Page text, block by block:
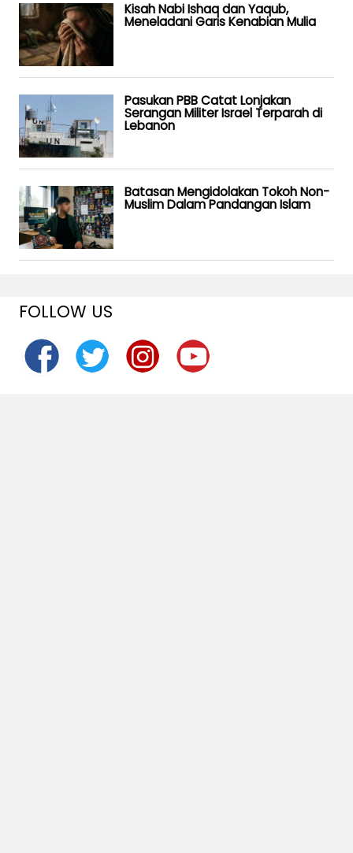
Kisah Nabi Ishaq dan Yaqub,
Meneladani Garis Kenabian Mulia
Pasukan PBB Catat Lonjakan
Serangan Militer Israel Terparah di
Lebanon
Batasan Mengidolakan Tokoh Non-
Muslim Dalam Pandangan Islam
FOLLOW US